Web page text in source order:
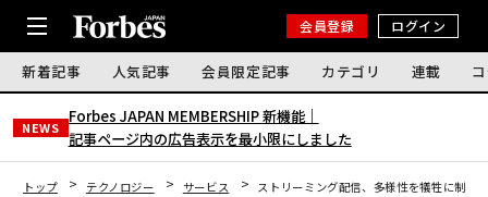
会員登録 ログイン
新着記事 人気記事 会員限定記事 カテゴリ 連載
NEWS
Forbes JAPAN MEMBERSHIP 新機能｜
記事ページ内の広告表示を最小限にしました
トップ テクノロジー サービス
ストリーミング配信、多様性を犠牲に制作